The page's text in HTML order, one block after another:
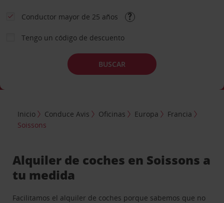
Conductor mayor de 25 años
Tengo un código de descuento
BUSCAR
Inicio Conduce Avis Oficinas Europa
Francia
Soissons
Alquiler de coches en Soissons a
tu medida
Facilitamos el alquiler de coches porque sabemos que no